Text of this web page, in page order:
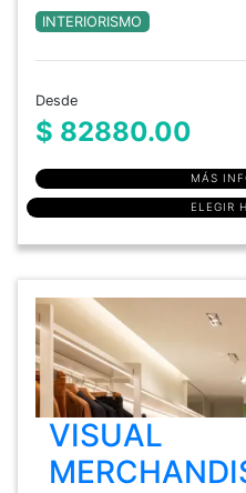
INTERIORISMO
Desde
$ 82880.00
MÁS
ELEGIR
VISUAL